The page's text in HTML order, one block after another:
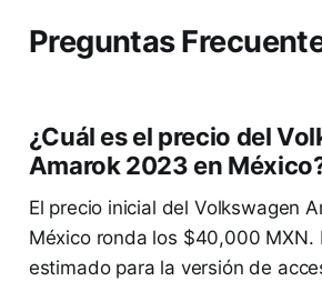
Preguntas
¿Cuál es el precio del
Amarok 2023 en
El precio inicial del Volkswagen
México ronda los $40,000 MXN.
estimado para la versión de